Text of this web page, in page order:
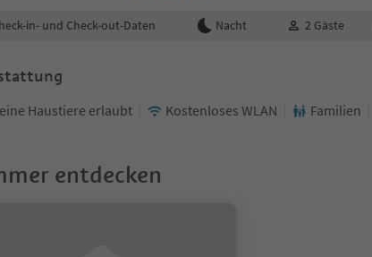
bearbeiten
in- und Check-out-Daten Nacht 2 Gäste
Haustiere erlaubt Kostenloses WLAN Familien
entdecken